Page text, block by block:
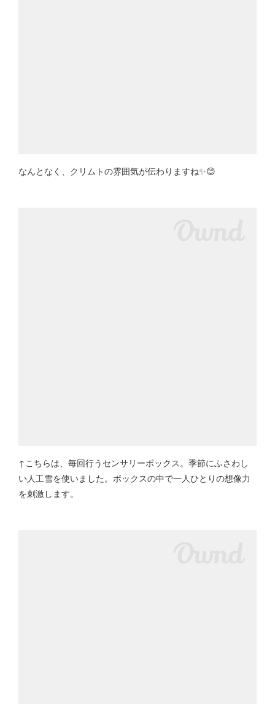
なんとなく、クリムトの雰囲気が伝わりますね✨😊
↑こちらは、毎回行うセンサリーボックス。季節にふさわし
い人工雪を使いました。ボックスの中で一人ひとりの想像力
を刺激します。